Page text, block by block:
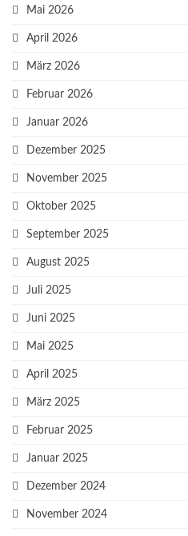
Mai 2026
April 2026
März 2026
Februar 2026
Januar 2026
Dezember 2025
November 2025
Oktober 2025
September 2025
August 2025
Juli 2025
Juni 2025
Mai 2025
April 2025
März 2025
Februar 2025
Januar 2025
Dezember 2024
November 2024